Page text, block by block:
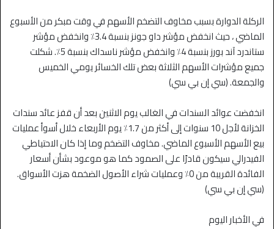
الركلة الدوارة بسبب مخاوف التضخم الأسهم في وقت مبكر من الأسبوع
الماضي ، حيث انخفض مؤشر داو جونز بنسبة 3.4٪ وانخفض مؤشر
ستاندرد آند بورز بنسبة 4٪ وانخفض مؤشر ناسداك بنسبة 5٪. شكلت
جميع مؤشرات الأسهم الثلاثة بعض تلك الخسائر يومي الخميس
والجمعة. (سي إن بي سي)
انخفضت عوائد السندات في الغالب يوم الاثنين بعد أن قفز عائد سندات
الخزانة لأجل 10 سنوات إلى أكثر من 1.7٪ يوم الأربعاء خلال أسوأ عمليات
بيع الأسهم الأسبوع الماضي. مخاوف التضخم وما إذا كان الاحتياطي
الفيدرالي سيكون قادرًا على الصمود كما هو موعود بشأن أسعار
الفائدة القريبة من 0٪ وعمليات شراء الأصول الضخمة هزت الأسواق.
(سي إن بي سي)
في الأخبار اليوم